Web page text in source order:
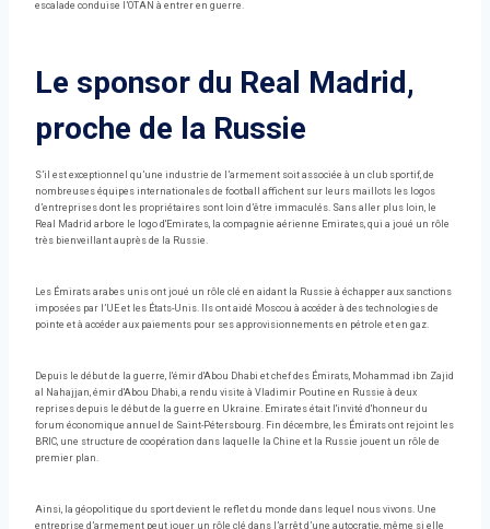
escalade conduise l’OTAN à entrer en guerre.
Le sponsor du Real Madrid,
proche de la Russie
S’il est exceptionnel qu’une industrie de l’armement soit associée à un club sportif, de
nombreuses équipes internationales de football affichent sur leurs maillots les logos
d’entreprises dont les propriétaires sont loin d’être immaculés. Sans aller plus loin, le
Real Madrid arbore le logo d'Emirates, la compagnie aérienne Emirates, qui a joué un rôle
très bienveillant auprès de la Russie.
Les Émirats arabes unis ont joué un rôle clé en aidant la Russie à échapper aux sanctions
imposées par l’UE et les États-Unis. Ils ont aidé Moscou à accéder à des technologies de
pointe et à accéder aux paiements pour ses approvisionnements en pétrole et en gaz.
Depuis le début de la guerre, l'émir d'Abou Dhabi et chef des Émirats, Mohammad ibn Zajid
al Nahajjan, émir d'Abou Dhabi, a rendu visite à Vladimir Poutine en Russie à deux
reprises depuis le début de la guerre en Ukraine. Emirates était l'invité d'honneur du
forum économique annuel de Saint-Pétersbourg. Fin décembre, les Émirats ont rejoint les
BRIC, une structure de coopération dans laquelle la Chine et la Russie jouent un rôle de
premier plan.
Ainsi, la géopolitique du sport devient le reflet du monde dans lequel nous vivons. Une
entreprise d’armement peut jouer un rôle clé dans l’arrêt d’une autocratie, même si elle